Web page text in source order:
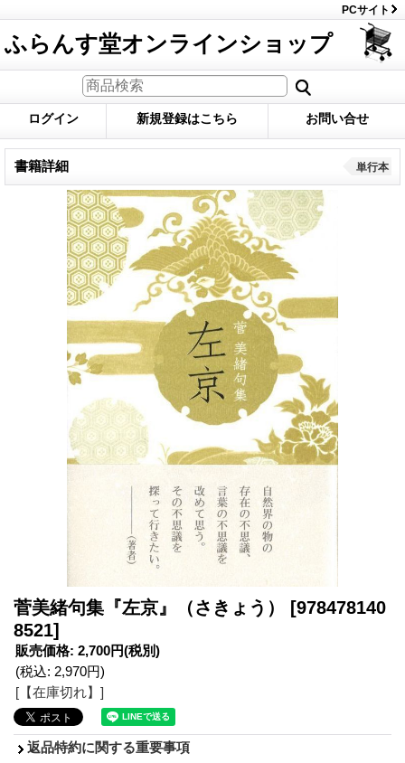
PCサイト
ふらんす堂オンラインショップ
ログイン 新規登録はこちら お問い合せ
書籍詳細 単行本
菅美緒句集『左京』（さきょう）
[978478140
8521]
販売価格: 2,700円(税別)
(税込: 2,970円)
[【在庫切れ】]
返品特約に関する重要事項